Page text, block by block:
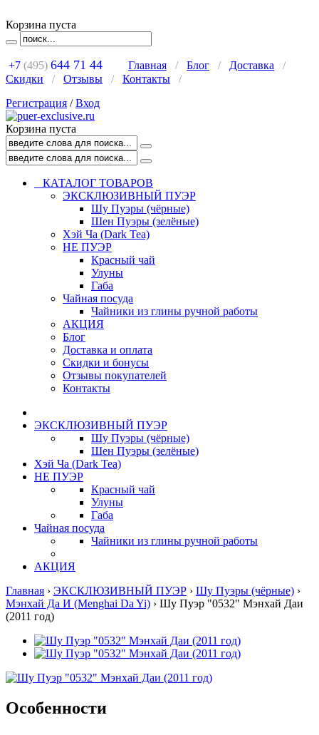
Корзина пуста
+7 (495) 644 71 44 Главная / Блог / Доставка
/
Скидки
/ Отзывы / Контакты
/
Регистрация /Вход
Корзина пуста
КАТАЛОГ ТОВАРОВ
ЭКСКЛЮЗИВНЫЙ ПУЭР
Шу Пуэры (чёрные)
Шен Пуэры (зелёные)
Хэй Ча (Dark Tea)
НЕ ПУЭР
Красный чай
Улуны
Габа
Чайная посуда
Чайники из глины ручной работы
АКЦИЯ
Блог
Доставка и оплата
Скидки и бонусы
Отзывы покупателей
Контакты
ЭКСКЛЮЗИВНЫЙ ПУЭР
Шу Пуэры (чёрные)
Шен Пуэры (зелёные)
Хэй Ча (Dark Tea)
НЕ ПУЭР
Красный чай
Улуны
Габа
Чайная посуда
Чайники из глины ручной работы
АКЦИЯ
Главная › ЭКСКЛЮЗИВНЫЙ ПУЭР › Шу Пуэры (чёрные) ›
Мэнхай Да И (Menghai Da Yi) › Шу Пуэр "0532" Мэнхай Даи
(2011 год)
Особенности